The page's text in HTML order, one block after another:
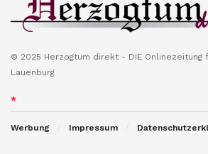
© 2025 Herzogtum direkt - DIE Onlinezeitung
Lauenburg
*
Werbung Impressum